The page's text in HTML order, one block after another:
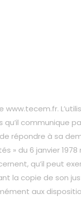
www.tecem.fr.
communique
répondre à sa
du 6 janvier
qu’il peut
la copie de son
aux